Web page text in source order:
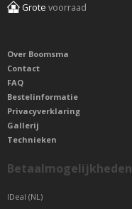
Grote voorraad
Over Boomsma
Contact
FAQ
Bestelinformatie
Privacyverklaring
Gallerij
Technieken
Betaalmogelijkheden
IDeal (NL)